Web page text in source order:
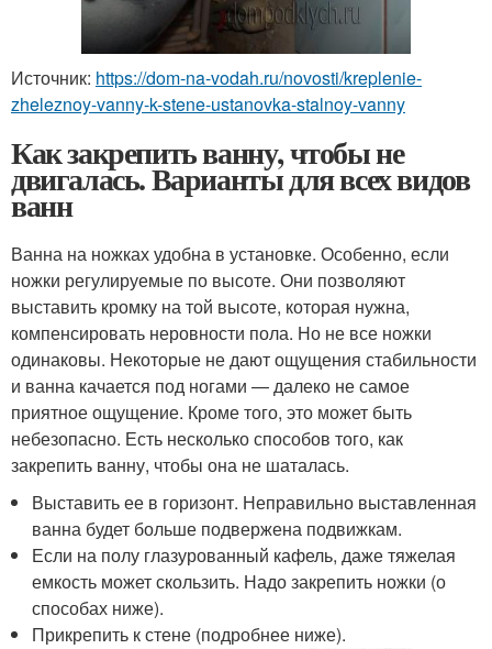
Источник: https://dom-na-vodah.ru/novosti/kreplenie-
zheleznoy-vanny-k-stene-ustanovka-stalnoy-vanny
Как закрепить ванну, чтобы не
двигалась. Варианты для всех видов
ванн
Ванна на ножках удобна в установке. Особенно, если
ножки регулируемые по высоте. Они позволяют
выставить кромку на той высоте, которая нужна,
компенсировать неровности пола. Но не все ножки
одинаковы. Некоторые не дают ощущения стабильности
и ванна качается под ногами — далеко не самое
приятное ощущение. Кроме того, это может быть
небезопасно. Есть несколько способов того, как
закрепить ванну, чтобы она не шаталась.
Выставить ее в горизонт. Неправильно выставленная
ванна будет больше подвержена подвижкам.
Если на полу глазурованный кафель, даже тяжелая
емкость может скользить. Надо закрепить ножки (о
способах ниже).
Прикрепить к стене (подробнее ниже).